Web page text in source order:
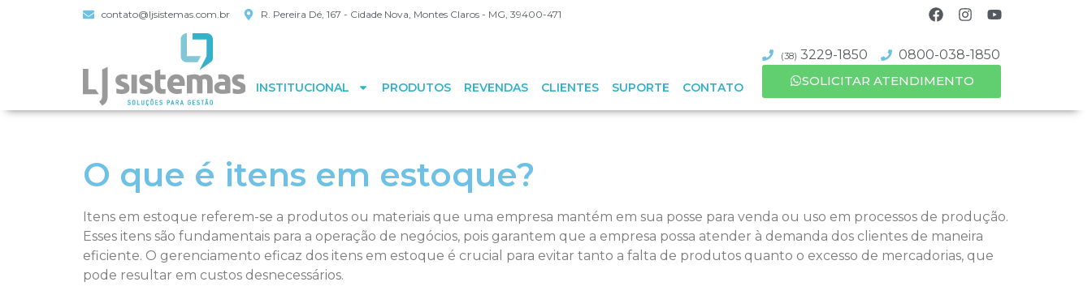
contato@ljsistemas.com.br R. Pereira Dé, 167 - Cidade Nova, Montes Claros - MG, 39400-471
INSTITUCIONAL PRODUTOS REVENDAS CLIENTES SUPORTE CONTATO
(38) 3229-1850
0800-038-1850
SOLICITAR ATENDIMENTO
O que é itens em estoque?
Itens em estoque referem-se a produtos ou materiais que uma empresa mantém em sua posse para venda ou uso em processos de produção.
Esses itens são fundamentais para a operação de negócios, pois garantem que a empresa possa atender à demanda dos clientes de maneira
eficiente. O gerenciamento eficaz dos itens em estoque é crucial para evitar tanto a falta de produtos quanto o excesso de mercadorias, que
pode resultar em custos desnecessários.